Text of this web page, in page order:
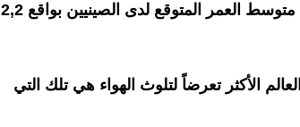
التقدم مع مرور الوقت، من المفترض أن يزيد متوسط العمر المتوقع لدى الصينيين بواقع 2,2
الأكثر تعرضاً لتلوث الهواء هي تلك التي